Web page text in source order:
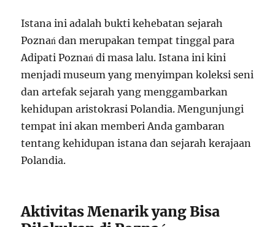
Istana ini adalah bukti kehebatan sejarah
Poznań dan merupakan tempat tinggal para
Adipati Poznań di masa lalu. Istana ini kini
menjadi museum yang menyimpan koleksi seni
dan artefak sejarah yang menggambarkan
kehidupan aristokrasi Polandia. Mengunjungi
tempat ini akan memberi Anda gambaran
tentang kehidupan istana dan sejarah kerajaan
Polandia.
Aktivitas Menarik yang Bisa